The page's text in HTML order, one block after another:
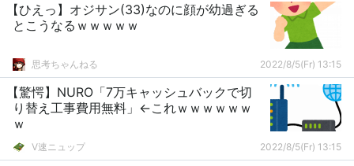
【ひえっ】オジサン(33)なのに顔が幼過ぎる
とこうなるｗｗｗｗｗ
思考ちゃんねる 2022/8/5(Fr) 13:15
【驚愕】NURO「7万キャッシュバックで切
り替え工事費用無料」←これｗｗｗｗｗｗ
ｗ
V速ニュップ 2022/8/5(Fr) 13:15